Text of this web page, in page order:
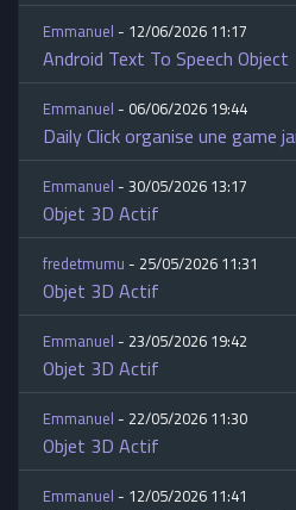
Emmanuel- 12/06/2026 11:17
Android Text To Speech Object
Emmanuel- 06/06/2026 19:44
Daily Click organise une game
Emmanuel- 30/05/2026 13:17
Objet 3D Actif
fredetmumu- 25/05/2026 11:31
Objet 3D Actif
Emmanuel- 23/05/2026 19:42
Objet 3D Actif
Emmanuel- 22/05/2026 11:30
Objet 3D Actif
Emmanuel- 12/05/2026 11:41